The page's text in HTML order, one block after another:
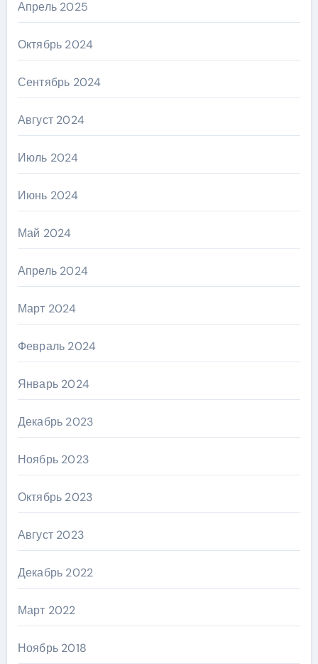
Апрель 2025
Октябрь 2024
Сентябрь 2024
Август 2024
Июль 2024
Июнь 2024
Май 2024
Апрель 2024
Март 2024
Февраль 2024
Январь 2024
Декабрь 2023
Ноябрь 2023
Октябрь 2023
Август 2023
Декабрь 2022
Март 2022
Ноябрь 2018